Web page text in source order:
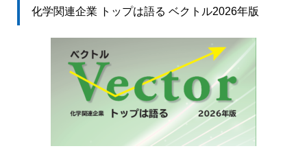
化学関連企業 トップは語る ベクトル2026年版